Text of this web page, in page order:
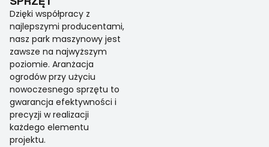
Dzięki współpracy z
najlepszymi producentami,
nasz park maszynowy jest
zawsze na najwyższym
poziomie. Aranżacja
ogrodów przy użyciu
nowoczesnego sprzętu to
gwarancja efektywności i
precyzji w realizacji
każdego elementu
projektu.